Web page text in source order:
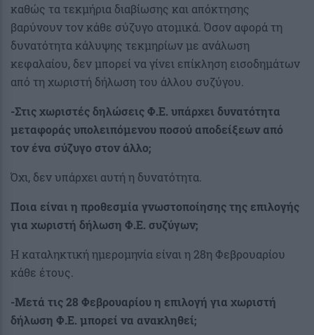
καθώς τα τεκμήρια διαβίωσης και απόκτησης
βαρύνουν τον κάθε σύζυγο ατομικά. Όσον αφορά τη
δυνατότητα κάλυψης τεκμηρίων με ανάλωση
κεφαλαίου, δεν μπορεί να γίνει επίκληση εισοδημάτων
από τη χωριστή δήλωση του άλλου συζύγου.
-Στις χωριστές δηλώσεις Φ.Ε. υπάρχει δυνατότητα
μεταφοράς υπολειπόμενου ποσού αποδείξεων από
τον ένα σύζυγο στον άλλο;
Όχι, δεν υπάρχει αυτή η δυνατότητα.
Ποια είναι η προθεσμία γνωστοποίησης της επιλογής
για χωριστή δήλωση Φ.Ε. συζύγων;
Η καταληκτική ημερομηνία είναι η 28η Φεβρουαρίου
κάθε έτους.
-Μετά τις 28 Φεβρουαρίου η επιλογή για χωριστή
δήλωση Φ.Ε. μπορεί να ανακληθεί;